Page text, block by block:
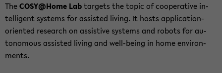
TheCOSY@Home Labtar­gets the topic of co­op­er­a­tive in­
tel­li­gent sys­tems for as­sisted liv­ing. It hosts application-​
oriented re­search on as­sis­tive sys­tems and ro­bots for au­
tonomous as­sisted liv­ing and well-​being in home en­vi­ron­
ments.